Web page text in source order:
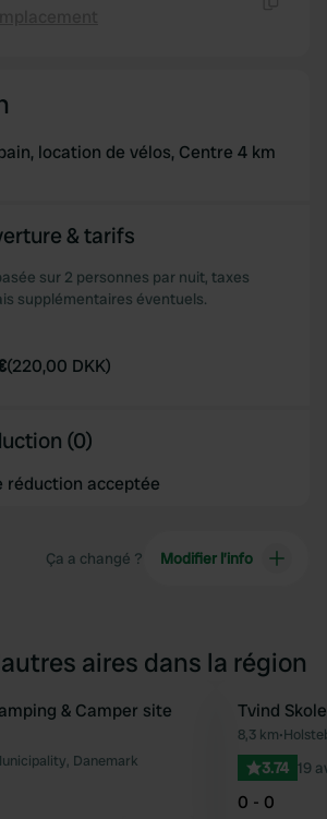
location de vélos, Centre 4 km
& tarifs
sur 2 personnes par nuit, taxes
supplémentaires éventuels.
(220,00 DKK)
(0)
réduction acceptée
Ça a changé ? Modifier l’info
aires dans la région
Préféré
& Camper site
Danemark
Tvind
8,3 km•
3.74 19
0 - 0